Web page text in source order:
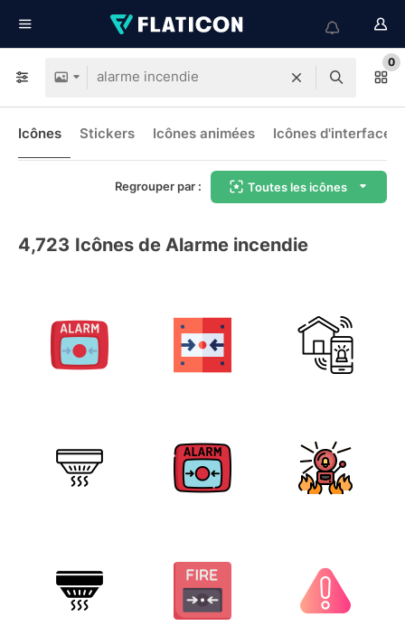
0
Icônes Stickers Icônes animées Icônes d'interface
Regrouper par : Toutes les icônes
4,723 Icônes de Alarme incendie